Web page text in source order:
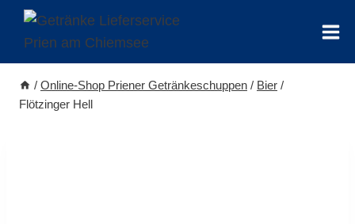
Zum
/ Online-Shop Priener Getränkeschuppen / Bier /
Flötzinger Hell